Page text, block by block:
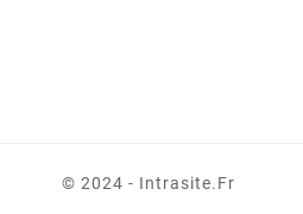
© 2024 - Intrasite.fr